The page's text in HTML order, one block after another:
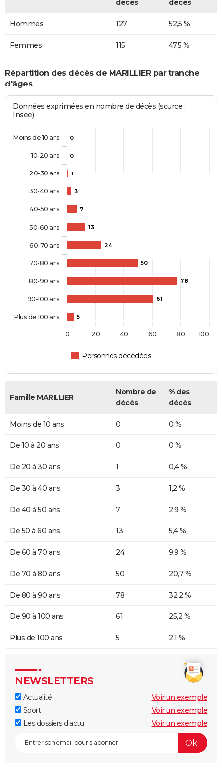
décès
décès
Hommes 127 52,5 %
Femmes 115 47,5 %
Répartition des décès de MARILLIER par tranche
d'âges
Données exprimées en nombre de décès (source :
Insee)
0
0
1
3
7
13
24
50
78
61
5
Personnes décédées
Moins de 10 ans
10-20 ans
20-30 ans
30-40 ans
40-50 ans
50-60 ans
60-70 ans
70-80 ans
80-90 ans
90-100 ans
Plus de 100 ans
0 20 40 60 80 100
Famille MARILLIER
Nombre de
décès
% des
décès
Moins de 10 ans 0 0 %
De 10 à 20 ans 0 0 %
De 20 à 30 ans 1 0,4 %
De 30 à 40 ans 3 1,2 %
De 40 à 50 ans 7 2,9 %
De 50 à 60 ans 13 5,4 %
De 60 à 70 ans 24 9,9 %
De 70 à 80 ans 50 20,7 %
De 80 à 90 ans 78 32,2 %
De 90 à 100 ans 61 25,2 %
Plus de 100 ans 5 2,1 %
NEWSLETTERS
Actualité
Voir un exemple
Sport
Voir un exemple
Les dossiers d'actu
Voir un exemple